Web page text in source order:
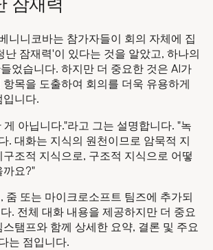
니니코바는 참가자들이 회의 자체에 집
난 잠재력'이 있다는 것을 알았고, 하나의
었습니다. 하지만 더 중요한 것은 AI가
목을 도출하여 회의를 더욱 유용하게
입니다.
아닙니다."라고 그는 설명합니다. "녹
. 대화는 지식의 원천이므로 암묵적 지
조적 지식으로, 구조적 지식으로 어떻
까요?"
줌 또는 마이크로소프트 팀즈에 추가되
. 전체 대화 내용을 제공하지만 더 중요
탬프와 함께 상세한 요약, 결론 및 주요
는 점입니다.